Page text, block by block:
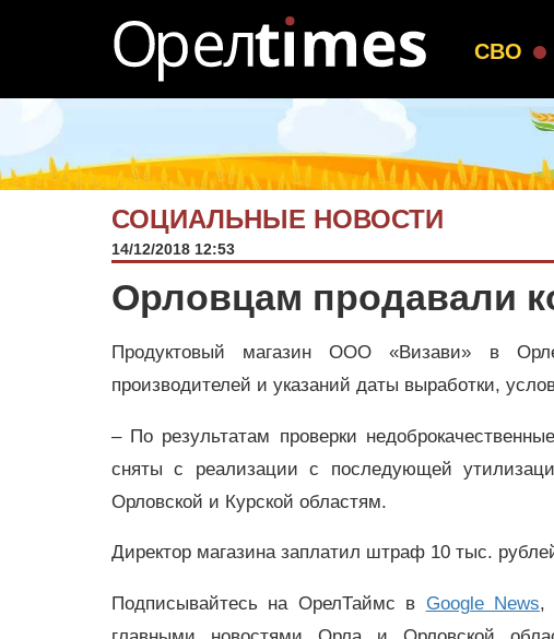
СВО
СОЦИАЛЬНЫЕ НОВОСТИ
14/12/2018 12:53
Орловцам продавали
Продуктовый магазин ООО «Визави» в
производителей и указаний даты выработки,
– По результатам проверки
сняты с реализации с последующей
Орловской и Курской областям.
Директор магазина заплатил штраф 10 тыс.
Подписывайтесь на ОрелТаймс в Google News,